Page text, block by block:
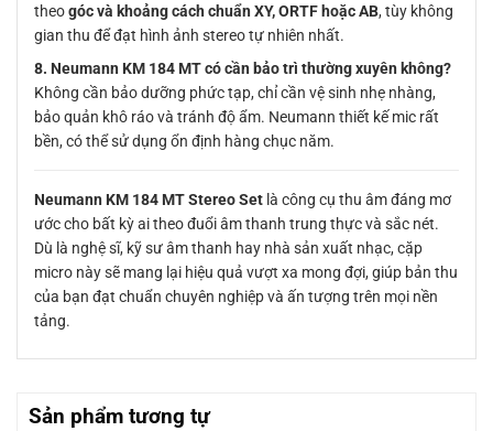
theogóc và khoảng cách chuẩn XY, ORTF hoặc AB, tùy không
gian thu để đạt hình ảnh stereo tự nhiên nhất.
8. Neumann KM 184 MT có cần bảo trì thường xuyên không?
Không cần bảo dưỡng phức tạp, chỉ cần vệ sinh nhẹ nhàng,
bảo quản khô ráo và tránh độ ẩm. Neumann thiết kế mic rất
bền, có thể sử dụng ổn định hàng chục năm.
Neumann KM 184 MT Stereo Set là công cụ thu âm đáng mơ
ước cho bất kỳ ai theo đuổi âm thanh trung thực và sắc nét.
Dù là nghệ sĩ, kỹ sư âm thanh hay nhà sản xuất nhạc, cặp
micro này sẽ mang lại hiệu quả vượt xa mong đợi, giúp bản thu
của bạn đạt chuẩn chuyên nghiệp và ấn tượng trên mọi nền
tảng.
Sản phẩm tương tự